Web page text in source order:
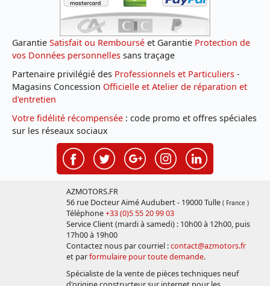
Garantie Satisfait ou Remboursé et Garantie Protection de
vos Données personnelles sans traçage
Partenaire privilégié des Professionnels et Particuliers -
Magasins Concession Officielle et Atelier de réparation et
d'entretien
Votre fidélité récompensée : code promo et offres spéciales
sur les réseaux sociaux
AZMOTORS.FR
56 rue Docteur Aimé Audubert - 19000 Tulle ( France )
Téléphone+33 (0)5 55 20 99 03
Service Client (mardi à samedi) : 10h00 à 12h00, puis
17h00 à 19h00
Contactez nous par courriel :contact@azmotors.fr
et parformulaire pour toute demande.
Spécialiste de la vente de pièces techniques neuf